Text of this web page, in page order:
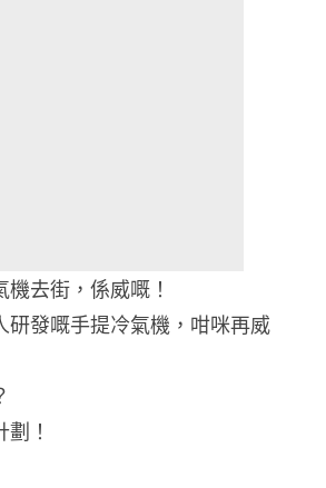
去街，係威嘅！
研發嘅手提冷氣機，咁咪再威
！